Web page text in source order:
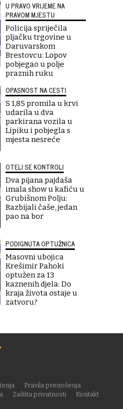
U PRAVO VRIJEME NA
PRAVOM MJESTU
Policija spriječila
pljačku trgovine u
Daruvarskom
Brestovcu: Lopov
pobjegao u polje
praznih ruku
OPASNOST NA CESTI
S 1,85 promila u krvi
udarila u dva
parkirana vozila u
Lipiku i pobjegla s
mjesta nesreće
OTELI SE KONTROLI
Dva pijana pajdaša
imala show u kafiću u
Grubišnom Polju:
Razbijali čaše, jedan
pao na bor
PODIGNUTA OPTUŽNICA
Masovni ubojica
Krešimir Pahoki
optužen za 13
kaznenih djela: Do
kraja života ostaje u
zatvoru?
Pravila prenošenja
Zaštita privatnosti
Kontakt